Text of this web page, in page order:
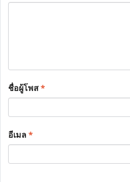
ชื่อผู้โพส*
อีเมล*